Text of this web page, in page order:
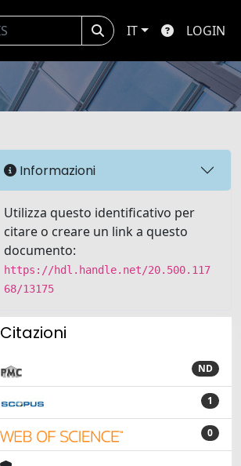
IT LOGIN
Informazioni
Utilizza questo identificativo per
citare o creare un link a questo
documento:
https://hdl.handle.net/20.500.117
68/13175
Citazioni
ND
1
0